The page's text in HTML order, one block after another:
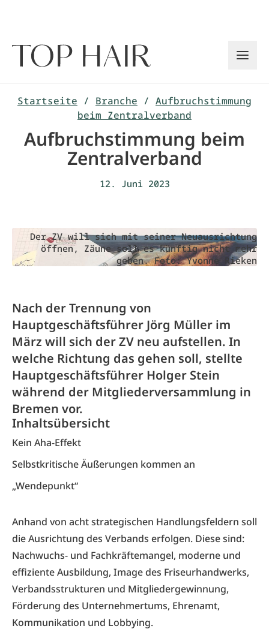
Startseite / Branche / Aufbruchstimmung
beim Zentralverband
Aufbruchstimmung beim
Zentralverband
12. Juni 2023
Der ZV will sich mit seiner Neuausrichtung
öffnen, Zäune soll es künftig nicht mehr
geben. Foto: Yvonne Rieken
Nach der Trennung von
Hauptgeschäftsführer Jörg Müller im
März will sich der ZV neu aufstellen. In
welche Richtung das gehen soll, stellte
Hauptgeschäftsführer Holger Stein
während der Mitgliederversammlung in
Bremen vor.
Inhaltsübersicht
Kein Aha-Effekt
Selbstkritische Äußerungen kommen an
„Wendepunkt“
Anhand von acht strategischen Handlungsfeldern soll
die Ausrichtung des Verbands erfolgen. Diese sind:
Nachwuchs- und Fachkräftemangel, moderne und
effiziente Ausbildung, Image des Friseurhandwerks,
Verbandsstrukturen und Mitgliedergewinnung,
Förderung des Unternehmertums, Ehrenamt,
Kommunikation und Lobbying.